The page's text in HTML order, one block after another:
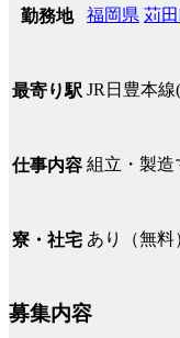
勤務地 福岡県 苅
最寄り駅 JR日豊本
仕事内容 組立・製造
寮・社宅 あり（無料
募集内容